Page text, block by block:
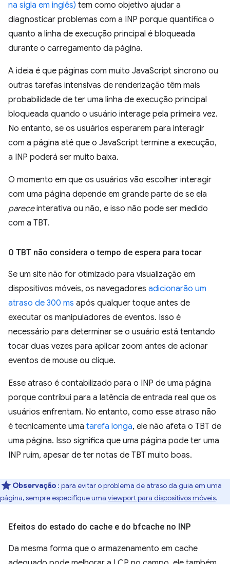
na sigla em inglês) tem como objetivo ajudar a
diagnosticar problemas com a INP porque quantifica o
quanto a linha de execução principal é bloqueada
durante o carregamento da página.
A ideia é que páginas com muito JavaScript síncrono ou
outras tarefas intensivas de renderização têm mais
probabilidade de ter uma linha de execução principal
bloqueada quando o usuário interage pela primeira vez.
No entanto, se os usuários esperarem para interagir
com a página até que o JavaScript termine a execução,
a INP poderá ser muito baixa.
O momento em que os usuários vão escolher interagir
com uma página depende em grande parte de se ela
pareceinterativa ou não, e isso não pode ser medido
com a TBT.
O TBT não considera o tempo de espera para tocar
Se um site não for otimizado para visualização em
dispositivos móveis, os navegadores adicionarão um
atraso de 300 ms após qualquer toque antes de
executar os manipuladores de eventos. Isso é
necessário para determinar se o usuário está tentando
tocar duas vezes para aplicar zoom antes de acionar
eventos de mouse ou clique.
Esse atraso é contabilizado para o INP de uma página
porque contribui para a latência de entrada real que os
usuários enfrentam. No entanto, como esse atraso não
é tecnicamente uma tarefa longa, ele não afeta o TBT de
uma página. Isso significa que uma página pode ter uma
INP ruim, apesar de ter notas de TBT muito boas.
Observação : para evitar o problema de atraso da guia em uma
página, sempre especifique uma viewport para dispositivos móveis.
Efeitos do estado do cache e do bfcache no INP
Da mesma forma que o armazenamento em cache